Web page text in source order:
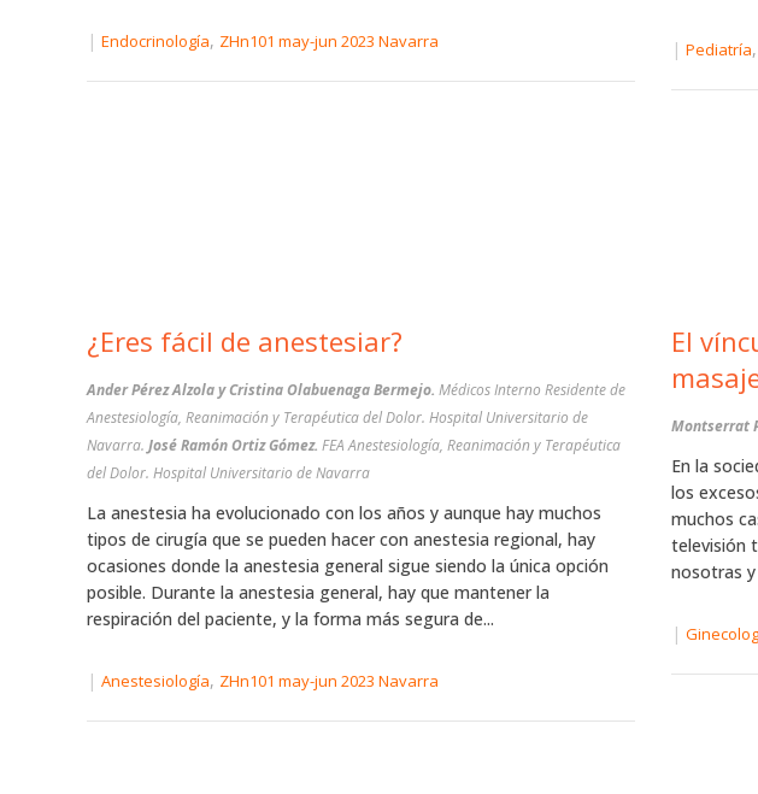
| Endocrinología, ZHn101 may-jun 2023 Navarra
¿Eres fácil de anestesiar?
Ander Pérez Alzola y Cristina Olabuenaga Bermejo. Médicos Interno Residente de
Anestesiología, Reanimación y Terapéutica del Dolor. Hospital Universitario de
Navarra. José Ramón Ortiz Gómez. FEA Anestesiología, Reanimación y Terapéutica
del Dolor. Hospital Universitario de Navarra
La anestesia ha evolucionado con los años y aunque hay muchos
tipos de cirugía que se pueden hacer con anestesia regional, hay
ocasiones donde la anestesia general sigue siendo la única opción
posible. Durante la anestesia general, hay que mantener la
respiración del paciente, y la forma más segura de...
| Anestesiología, ZHn101 may-jun 2023 Navarra
| Pediatría,
El
Montserrat
En la
los
muchos
televisión
nosotras
|